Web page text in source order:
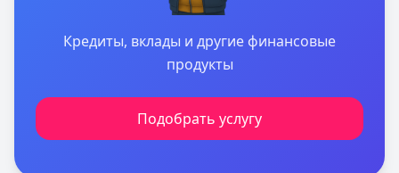
Кредиты, вклады и другие финансовые
продукты
Подобрать услугу